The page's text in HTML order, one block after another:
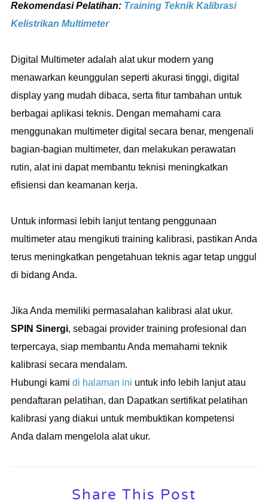
Rekomendasi Pelatihan: Training Teknik Kalibrasi
Kelistrikan Multimeter
Digital Multimeter adalah alat ukur modern yang
menawarkan keunggulan seperti akurasi tinggi, digital
display yang mudah dibaca, serta fitur tambahan untuk
berbagai aplikasi teknis. Dengan memahami cara
menggunakan multimeter digital secara benar, mengenali
bagian-bagian multimeter, dan melakukan perawatan
rutin, alat ini dapat membantu teknisi meningkatkan
efisiensi dan keamanan kerja.
Untuk informasi lebih lanjut tentang penggunaan
multimeter atau mengikuti training kalibrasi, pastikan Anda
terus meningkatkan pengetahuan teknis agar tetap unggul
di bidang Anda.
Jika Anda memiliki permasalahan kalibrasi alat ukur.
SPIN Sinergi, sebagai provider training profesional dan
terpercaya, siap membantu Anda memahami teknik
kalibrasi secara mendalam.
Hubungi kami di halaman ini untuk info lebih lanjut atau
pendaftaran pelatihan, dan Dapatkan sertifikat pelatihan
kalibrasi yang diakui untuk membuktikan kompetensi
Anda dalam mengelola alat ukur.
Share This Post